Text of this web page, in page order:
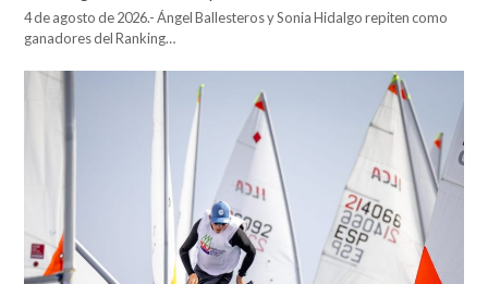
4 de agosto de 2026.- Ángel Ballesteros y Sonia Hidalgo repiten como
ganadores del Ranking…